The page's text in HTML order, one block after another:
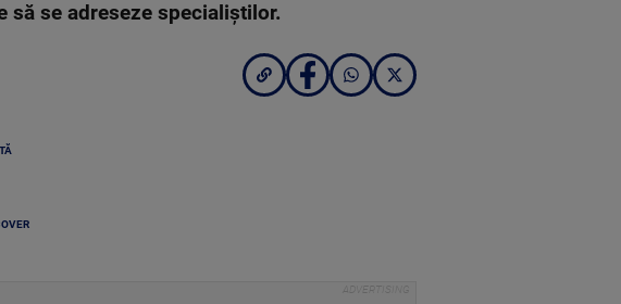
să se adreseze specialiștilor.